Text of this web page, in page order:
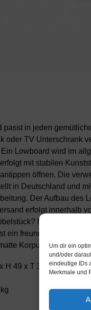
Um dir ein
und/oder
eindeutige IDs
Merkmale und
passt in jeden
oder TV Unterschrank
Lowboard wird im
mit stabilen
öffnen. Die
in Deutschland und
Der Aufbau des
erfolgt innerhalb
Mit der
ein freundliches Braun
Korpus harmoniert
H 49 x T 35cm